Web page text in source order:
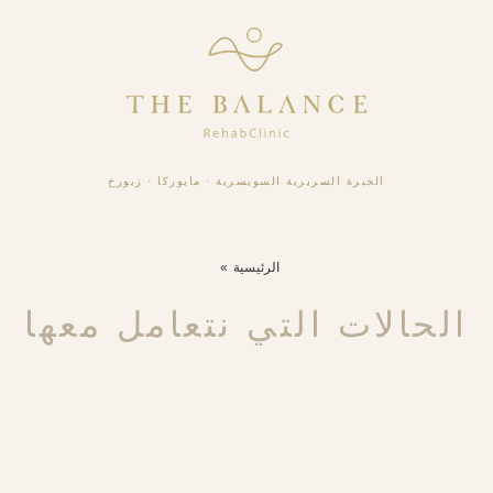
الخبرة السريرية السويسرية · مايوركا · زيورخ
الرئيسية
الحالات التي نتعامل معها